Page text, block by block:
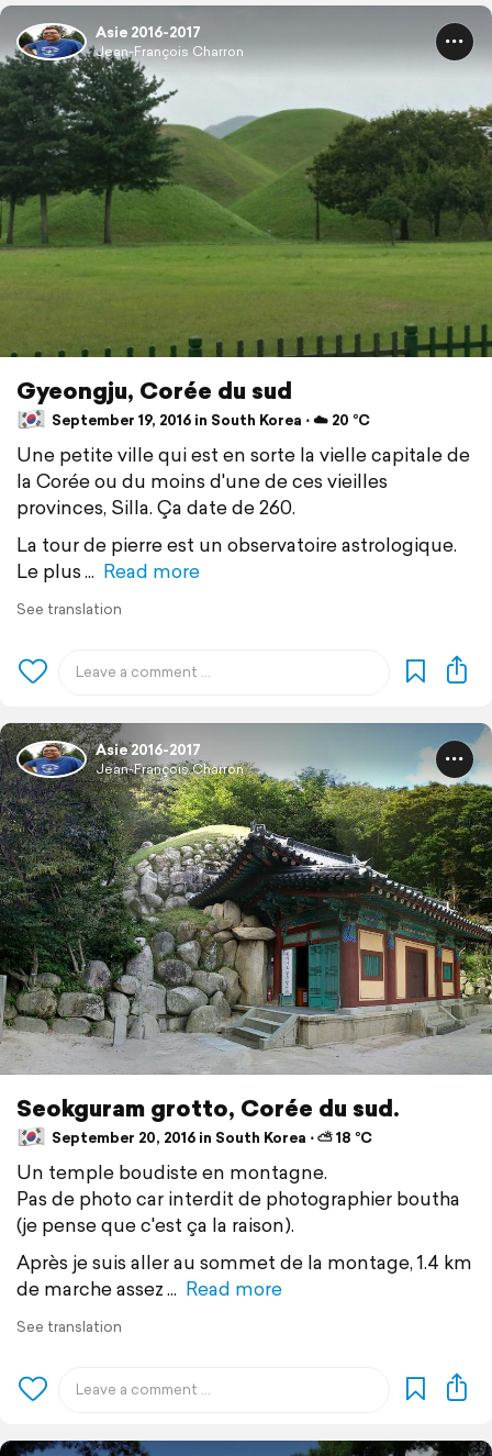
Asie 2016-2017
Jean-François Charron
Gyeongju, Corée du sud
September 19, 2016 in South Korea ⋅ ☁️ 20 °C
Une petite ville qui est en sorte la vielle capitale de
la Corée ou du moins d'une de ces vieilles
provinces, Silla. Ça date de 260.
La tour de pierre est un observatoire astrologique.
Le plus
Read more
See translation
Asie 2016-2017
Jean-François Charron
Seokguram grotto, Corée du sud.
September 20, 2016 in South Korea ⋅ ⛅ 18 °C
Un temple boudiste en montagne.
Pas de photo car interdit de photographier boutha
(je pense que c'est ça la raison).
Après je suis aller au sommet de la montage, 1.4 km
de marche assez
Read more
See translation